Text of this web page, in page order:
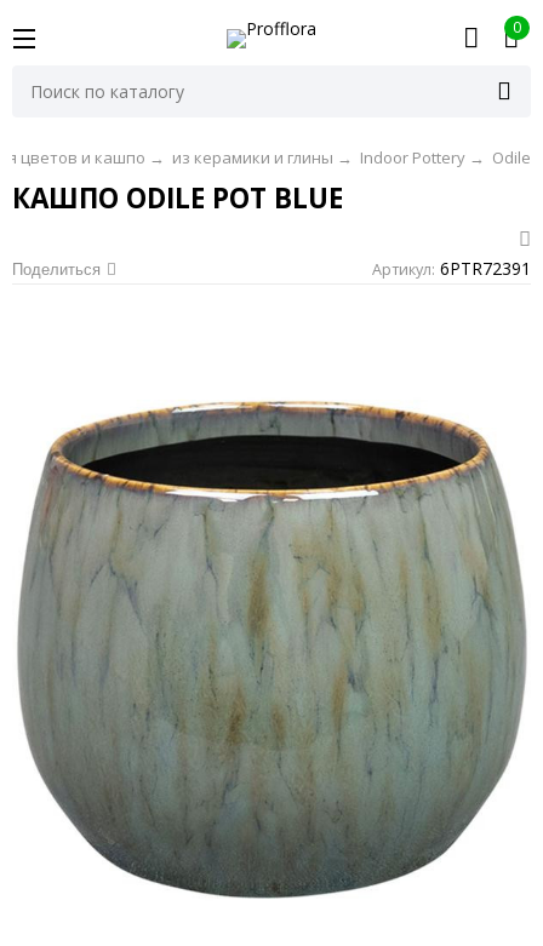
0
цветов и кашпо → из керамики и глины → Indoor Pottery → Odile
КАШПО ODILE POT BLUE
Поделиться Артикул: 6PTR72391